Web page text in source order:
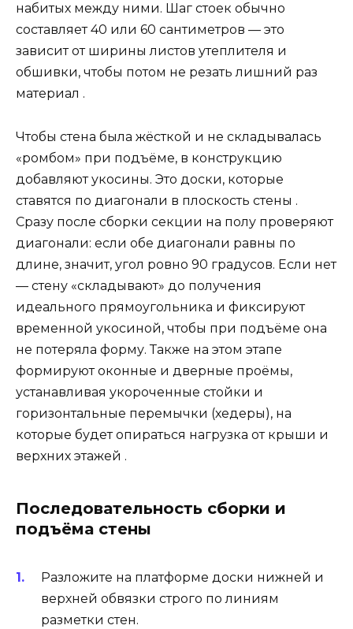
набитых между ними. Шаг стоек обычно
составляет 40 или 60 сантиметров — это
зависит от ширины листов утеплителя и
обшивки, чтобы потом не резать лишний раз
материал .
Чтобы стена была жёсткой и не складывалась
«ромбом» при подъёме, в конструкцию
добавляют укосины. Это доски, которые
ставятся по диагонали в плоскость стены .
Сразу после сборки секции на полу проверяют
диагонали: если обе диагонали равны по
длине, значит, угол ровно 90 градусов. Если нет
— стену «складывают» до получения
идеального прямоугольника и фиксируют
временной укосиной, чтобы при подъёме она
не потеряла форму. Также на этом этапе
формируют оконные и дверные проёмы,
устанавливая укороченные стойки и
горизонтальные перемычки (хедеры), на
которые будет опираться нагрузка от крыши и
верхних этажей .
Последовательность сборки и
подъёма стены
Разложите на платформе доски нижней и
верхней обвязки строго по линиям
разметки стен.